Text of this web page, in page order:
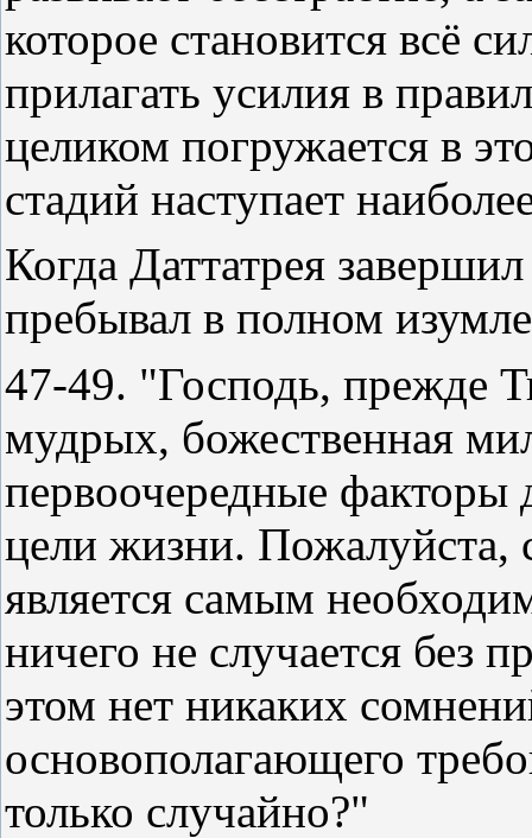
которое становится всё
прилагать усилия в
целиком погружается в
стадий наступает
Когда Даттатрея
пребывал в полном
47-49. "Господь, прежде
мудрых, божественная
первоочередные
цели жизни. Пожалуйста,
является самым
ничего не случается
этом нет никаких
основополагающего
только случайно?"